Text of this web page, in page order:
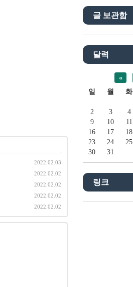
2022.02.03
2022.02.02
2022.02.02
2022.02.02
2022.02.02
글 보관함
달력
«
일
월 화
2
3 4
9
10 11
16
17 18
23
24 25
30
31
링크